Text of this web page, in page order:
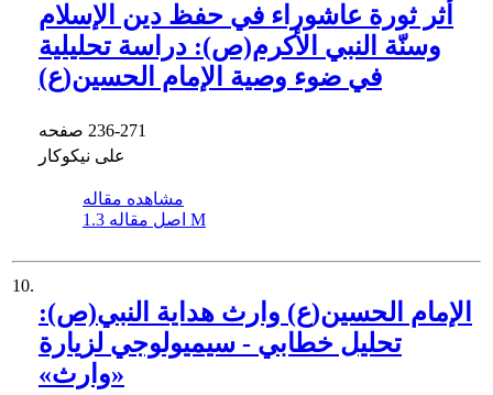
أثر ثورة عاشوراء في حفظ دين الإسلام
وسنّة النبي الأكرم(ص): ‏دراسة تحليلية
في ضوء وصية الإمام الحسين(ع)
236-271
علی نیکوکار
مشاهده مقاله
اصل مقاله 1.3 M
10.
الإمام الحسين(ع) وارث هداية النبي(ص):
‏تحليل خطابي - سيميولوجي لزيارة
«وارث»‏